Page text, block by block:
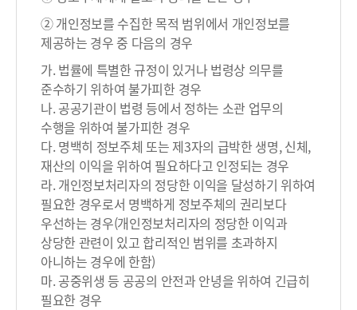
② 개인정보를 수집한 목적 범위에서 개인정보를
제공하는 경우 중 다음의 경우
가. 법률에 특별한 규정이 있거나 법령상 의무를
준수하기 위하여 불가피한 경우
나. 공공기관이 법령 등에서 정하는 소관 업무의
수행을 위하여 불가피한 경우
다. 명백히 정보주체 또는 제3자의 급박한 생명, 신체,
재산의 이익을 위하여 필요하다고 인정되는 경우
라. 개인정보처리자의 정당한 이익을 달성하기 위하여
필요한 경우로서 명백하게 정보주체의 권리보다
우선하는 경우(개인정보처리자의 정당한 이익과
상당한 관련이 있고 합리적인 범위를 초과하지
아니하는 경우에 한함)
마. 공중위생 등 공공의 안전과 안녕을 위하여 긴급히
필요한 경우